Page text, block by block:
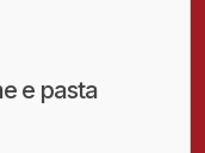
e pasta